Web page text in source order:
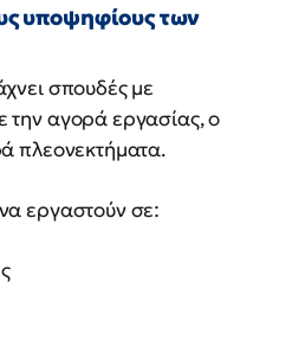
υποψηφίους των
σπουδές με
την αγορά εργασίας, ο
πλεονεκτήματα.
εργαστούν σε: